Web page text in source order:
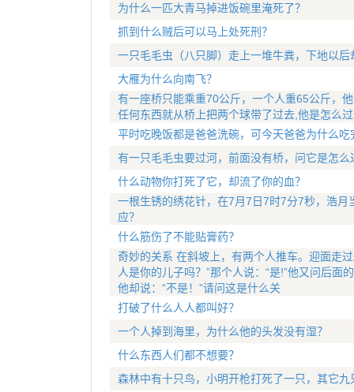
为什么一匹大青马掉进饭碗里淹死了？
抓到什么贼后可以马上处死刑？
一只毛毛虫（八只脚）走上一堆牛粪，下地以
大雁为什么向南飞？
有一座桥只能乘重70公斤，一个人重65公斤，
任何东西就从桥上把两个球带了过去,他是怎么
平时吃晚饭都是爸爸洗碗，可今天爸爸为什么吃
有一只毛毛虫要过河，前面没有桥，问它是怎么
什么动物你打死了它，却流了你的血？
一根生锈的绣花针，在7月7日7时7分7秒，浩
应？
什么筋伤了不能贴膏药？
奇妙的关系 在斜坡上，有两个人推车。迎面走
人是你的儿子吗？”那个人说：“是!”他又问后面
他却说：“不是！”请问这是什么关
打破了什么人人都叫好？
一个人掉到海里，为什么他的头发没有湿？
什么东西人们都不想要？
森林中有十只鸟，小明开枪打死了一只，其它